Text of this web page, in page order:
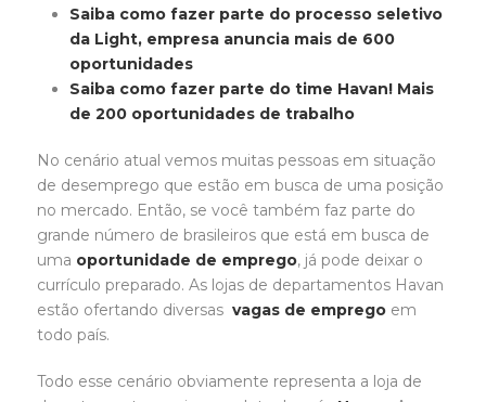
Saiba como fazer parte do processo seletivo
da Light, empresa anuncia mais de 600
oportunidades
Saiba como fazer parte do time Havan! Mais
de 200 oportunidades de trabalho
No cenário atual vemos muitas pessoas em situação
de desemprego que estão em busca de uma posição
no mercado. Então, se você também faz parte do
grande número de brasileiros que está em busca de
uma oportunidade de emprego, já pode deixar o
currículo preparado. As lojas de departamentos Havan
estão ofertando diversas vagas de emprego em
todo país.
Todo esse cenário obviamente representa a loja de